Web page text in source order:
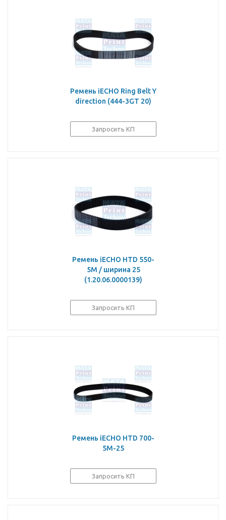
Ремень iECHO Ring Belt Y
direction (444-3GT 20)
Запросить КП
Ремень iECHO HTD 550-
5M / ширина 25
(1.20.06.0000139)
Запросить КП
Ремень iECHO HTD 700-
5M-25
Запросить КП